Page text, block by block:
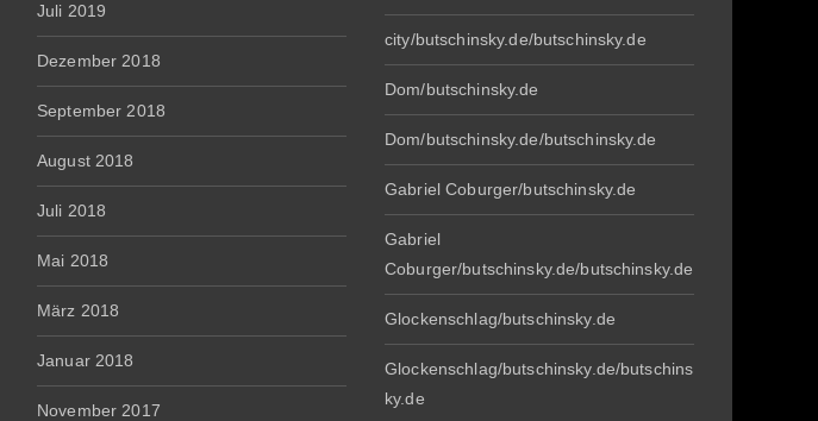
Juli 2019
Dezember 2018
September 2018
August 2018
Juli 2018
Mai 2018
März 2018
Januar 2018
November 2017
city/butschinsky.de/butschinsky.de
Dom/butschinsky.de
Dom/butschinsky.de/butschinsky.de
Gabriel Coburger/butschinsky.de
Gabriel
Coburger/butschinsky.de/butschinsky.de
Glockenschlag/butschinsky.de
Glockenschlag/butschinsky.de/butschins
ky.de